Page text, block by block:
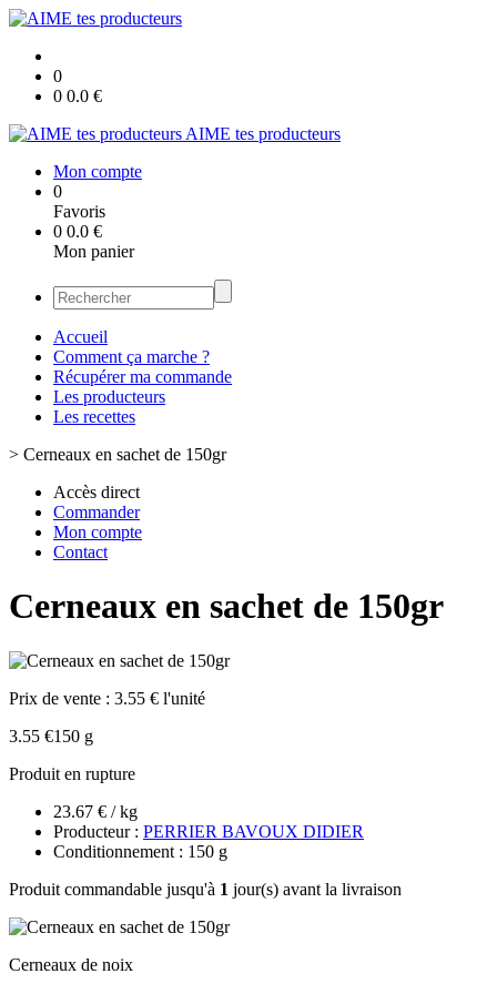
0
0 0.0 €
AIME tes producteurs
Mon compte
0
Favoris
0 0.0 €
Mon panier
Accueil
Comment ça marche ?
Récupérer ma commande
Les producteurs
Les recettes
> Cerneaux en sachet de 150gr
Accès direct
Commander
Mon compte
Contact
Cerneaux en sachet de 150gr
Prix de vente : 3.55 € l'unité
3.55 €150 g
Produit en rupture
23.67 € / kg
Producteur : PERRIER BAVOUX DIDIER
Conditionnement : 150 g
Produit commandable jusqu'à 1 jour(s) avant la livraison
Cerneaux de noix